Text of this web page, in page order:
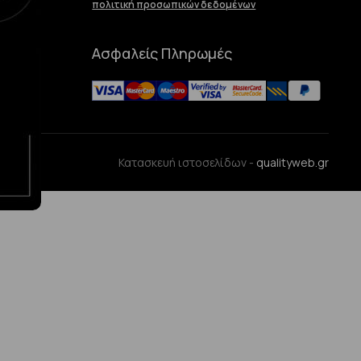
πολιτική προσωπικών δεδομένων
Ασφαλείς Πληρωμές
Κατασκευή ιστοσελίδων - qualityweb.gr